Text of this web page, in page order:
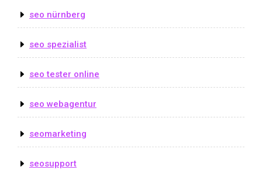
seo nürnberg
seo spezialist
seo tester online
seo webagentur
seomarketing
seosupport